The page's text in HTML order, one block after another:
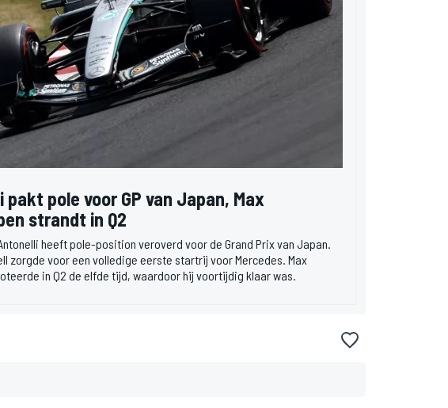
pole voor GP van Japan, Max
strandt in Q2
heeft pole-position veroverd voor de Grand Prix van Japan.
zorgde voor een volledige eerste startrij voor Mercedes. Max
in Q2 de elfde tijd, waardoor hij voortijdig klaar was.